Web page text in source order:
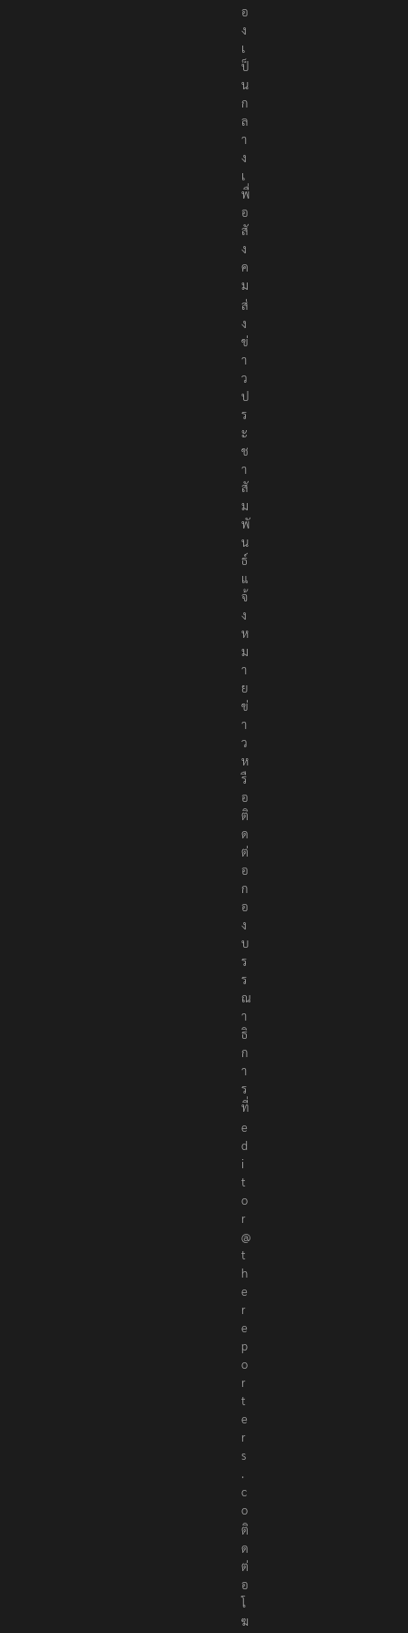
ก
ต้
อ
ง
เ
ป็
น
ก
ล
า
ง
เ
พื่
อ
สั
ง
ค
ม
ส่
ง
ข่
า
ว
ป
ร
ะ
ช
า
สั
ม
พั
น
ธ์
แ
จ้
ง
ห
ม
า
ย
ข่
า
ว
ห
รื
อ
ติ
ด
ต่
อ
ก
อ
ง
บ
ร
ร
ณ
า
ธิ
ก
า
ร
ที่
e
d
i
t
o
r
@
t
h
e
r
e
p
o
r
t
e
r
s
.
c
o
ติ
ด
ต่
อ